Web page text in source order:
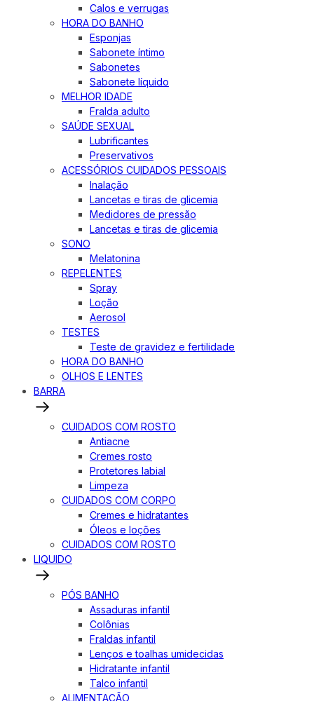
Calos e verrugas
HORA DO BANHO
Esponjas
Sabonete íntimo
Sabonetes
Sabonete líquido
MELHOR IDADE
Fralda adulto
SAÚDE SEXUAL
Lubrificantes
Preservativos
ACESSÓRIOS CUIDADOS PESSOAIS
Inalação
Lancetas e tiras de glicemia
Medidores de pressão
Lancetas e tiras de glicemia
SONO
Melatonina
REPELENTES
Spray
Loção
Aerosol
TESTES
Teste de gravidez e fertilidade
HORA DO BANHO
OLHOS E LENTES
BARRA
CUIDADOS COM ROSTO
Antiacne
Cremes rosto
Protetores labial
Limpeza
CUIDADOS COM CORPO
Cremes e hidratantes
Óleos e loções
CUIDADOS COM ROSTO
LIQUIDO
PÓS BANHO
Assaduras infantil
Colônias
Fraldas infantil
Lenços e toalhas umidecidas
Hidratante infantil
Talco infantil
ALIMENTAÇÃO